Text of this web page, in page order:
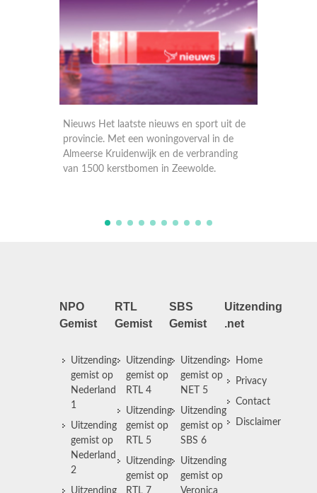
Nieuws Het laatste nieuws en sport uit de
provincie. Dode gevonden bij brand in
Almere, ijzel treft automobilisten en
treinreizigers, jaar cel geëist tegen stekende
NPO
Gemist
Uitzending
gemist op
Nederland
1
Uitzending
gemist op
Nederland
2
Uitzending
RTL
Gemist
Uitzending
gemist op
RTL 4
Uitzending
gemist op
RTL 5
Uitzending
gemist op
RTL 7
SBS
Gemist
Uitzending
gemist op
NET 5
Uitzending
gemist op
SBS 6
Uitzending
gemist op
Veronica
Uitzending
.net
Home
Privacy
Contact
Disclaimer